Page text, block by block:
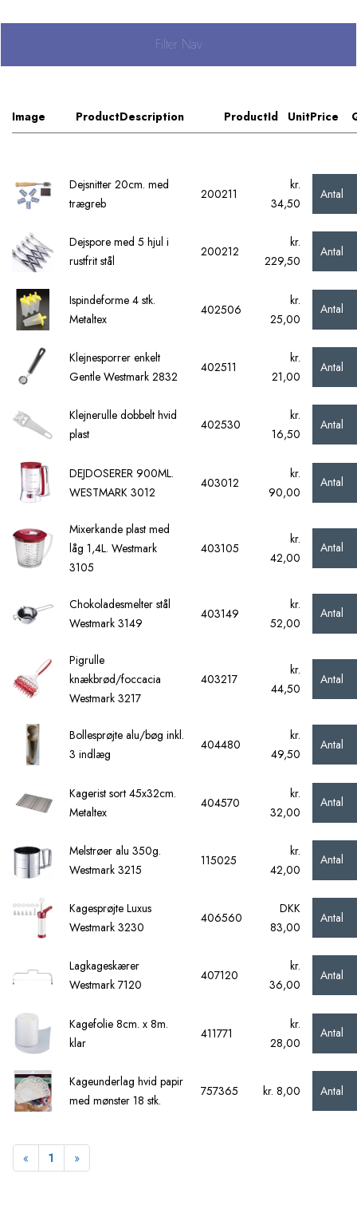
Filter Nav
Image ProductDescription ProductId UnitPrice
Dejsnitter 20cm. med
trægreb
200211
kr.
34,50
Antal
Dejspore med 5 hjul i
rustfrit stål
200212
kr.
229,50
Antal
Ispindeforme 4 stk.
Metaltex
402506
kr.
25,00
Antal
Klejnesporrer enkelt
Gentle Westmark 2832
402511
kr.
21,00
Antal
Klejnerulle dobbelt hvid
plast
402530
kr.
16,50
Antal
DEJDOSERER 900ML.
WESTMARK 3012
403012
kr.
90,00
Antal
Mixerkande plast med
låg 1,4L. Westmark
3105
403105
kr.
42,00
Antal
Chokoladesmelter stål
Westmark 3149
403149
kr.
52,00
Antal
Pigrulle
knækbrød/foccacia
Westmark 3217
403217
kr.
44,50
Antal
Bollesprøjte alu/bøg inkl.
3 indlæg
404480
kr.
49,50
Antal
Kagerist sort 45x32cm.
Metaltex
404570
kr.
32,00
Antal
Melstrøer alu 350g.
Westmark 3215
115025
kr.
42,00
Antal
Kagesprøjte Luxus
Westmark 3230
406560
DKK
83,00
Antal
Lagkageskærer
Westmark 7120
407120
kr.
36,00
Antal
Kagefolie 8cm. x 8m.
klar
411771
kr.
28,00
Antal
Kageunderlag hvid papir
med mønster 18 stk.
757365 kr. 8,00 Antal
« Forrige
1 »Næste